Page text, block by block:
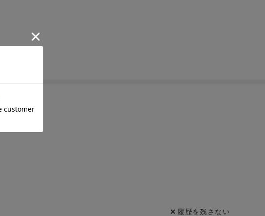
履歴を残さない